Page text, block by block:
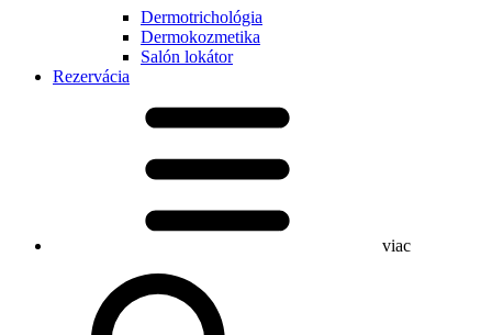
Dermotrichológia
Dermokozmetika
Salón lokátor
Rezervácia
viac